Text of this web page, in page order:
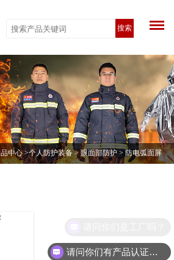
搜索
中心>个人防护装备>眼面部防护 > 防电弧面屏